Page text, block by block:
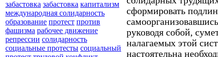
забастовка забастовка капитализм
международная солидарность
образование протест против
фашизма рабочее движение
репрессии солидарность
социальные протесты социальный
сформировать
руководя собой,
налагаемых этой
настоятельна